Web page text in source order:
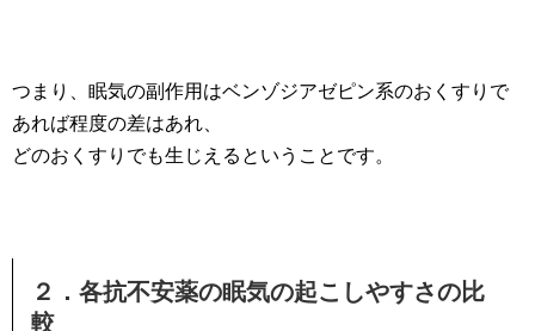
つまり、眠気の副作用はベンゾジアゼピン系のおくすりで
あれば程度の差はあれ、
どのおくすりでも生じえるということです。
２．各抗不安薬の眠気の起こしやすさの比
較